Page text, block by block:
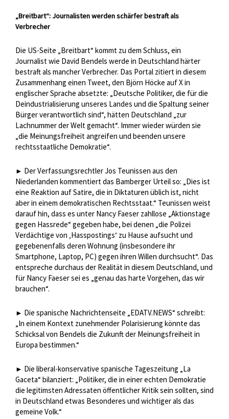
„Breitbart“: Journalisten werden schärfer bestraft als
Verbrecher
Die US-Seite „Breitbart“ kommt zu dem Schluss, ein
Journalist wie David Bendels werde in Deutschland härter
bestraft als mancher Verbrecher. Das Portal zitiert in diesem
Zusammenhang einen Tweet, den Björn Höcke auf X in
englischer Sprache absetzte: „Deutsche Politiker, die für die
Deindustrialisierung unseres Landes und die Spaltung seiner
Bürger verantwortlich sind“, hätten Deutschland „zur
Lachnummer der Welt gemacht“. Immer wieder würden sie
„die Meinungsfreiheit angreifen und beenden unsere
rechtsstaatliche Demokratie“.
► Der Verfassungsrechtler Jos Teunissen aus den
Niederlanden kommentiert das Bamberger Urteil so: „Dies ist
eine Reaktion auf Satire, die in Diktaturen üblich ist, nicht
aber in einem demokratischen Rechtsstaat.“ Teunissen weist
darauf hin, dass es unter Nancy Faeser zahllose „Aktionstage
gegen Hassrede“ gegeben habe, bei denen „die Polizei
Verdächtige von ‚Hasspostings‘ zu Hause aufsucht und
gegebenenfalls deren Wohnung (insbesondere ihr
Smartphone, Laptop, PC) gegen ihren Willen durchsucht“. Das
entspreche durchaus der Realität in diesem Deutschland, und
für Nancy Faeser sei es „genau das harte Vorgehen, das wir
brauchen“.
► Die spanische Nachrichtenseite „EDATV.NEWS“ schreibt:
„In einem Kontext zunehmender Polarisierung könnte das
Schicksal von Bendels die Zukunft der Meinungsfreiheit in
Europa bestimmen.“
► Die liberal-konservative spanische Tageszeitung „La
Gaceta“ bilanziert: „Politiker, die in einer echten Demokratie
die legitimsten Adressaten öffentlicher Kritik sein sollten, sind
in Deutschland etwas Besonderes und wichtiger als das
gemeine Volk.“